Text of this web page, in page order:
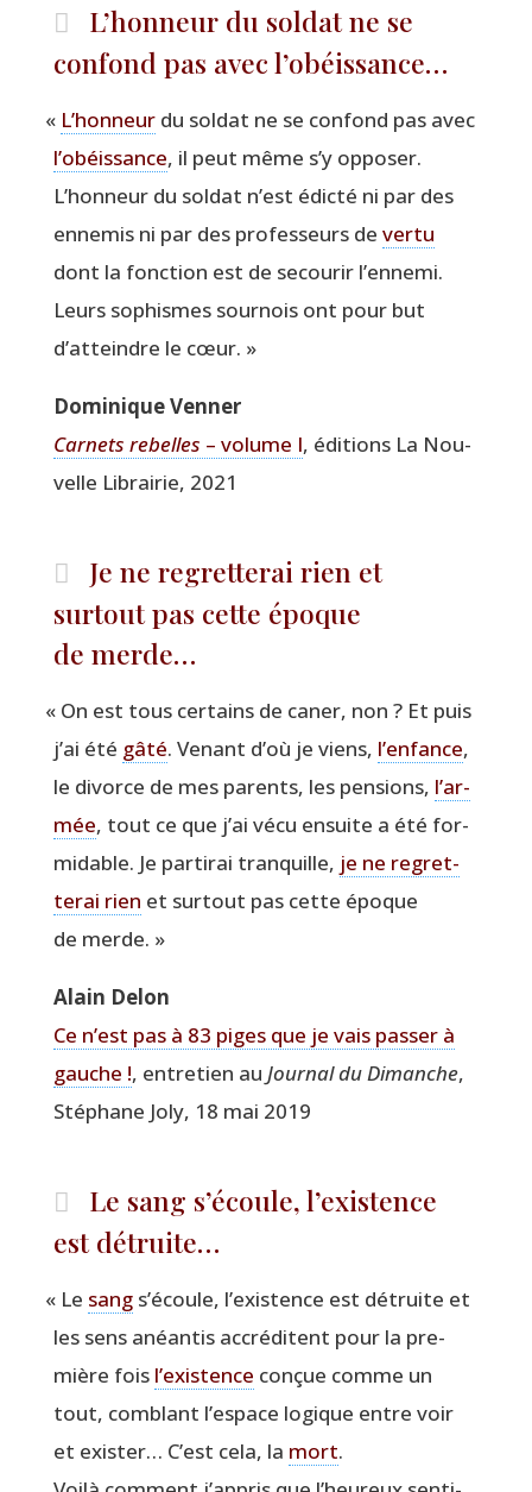
L’honneur du soldat ne se
confond pas avec l’obéissance…
« L’honneur du sol­dat ne se confond pas avec
l’obéissance, il peut même s’y oppo­ser.
L’honneur du sol­dat n’est édic­té ni par des
enne­mis ni par des pro­fes­seurs de ver­tu
dont la fonc­tion est de secou­rir l’ennemi.
Leurs sophismes sour­nois ont pour but
d’atteindre le cœur. »
Domi­nique Venner
Car­nets rebelles – volume I, édi­tions La Nou­
velle Librai­rie, 2021
Je ne regretterai rien et
surtout pas cette époque
de merde…
« On est tous cer­tains de caner, non ? Et puis
j’ai été gâté. Venant d’où je viens, l’en­fance,
le divorce de mes parents, les pen­sions, l’ar­
mée, tout ce que j’ai vécu ensuite a été for­
mi­dable. Je par­ti­rai tran­quille, je ne regret­
te­rai rien et sur­tout pas cette époque
de merde. »
Alain Delon
Ce n’est pas à 83 piges que je vais pas­ser à
gauche !, entre­tien au Jour­nal du Dimanche,
Sté­phane Joly, 18 mai 2019
Le sang s’écoule, l’existence
est détruite…
« Le sang s’écoule, l’existence est détruite et
les sens anéan­tis accré­ditent pour la pre­
mière fois l’existence conçue comme un
tout, com­blant l’espace logique entre voir
et exis­ter… C’est cela, la mort.